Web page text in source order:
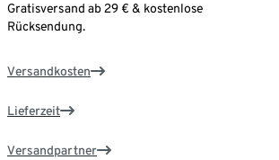
Gratisversand ab 29 € & kostenlose
Rücksendung.
Versandkosten
Lieferzeit
Versandpartner